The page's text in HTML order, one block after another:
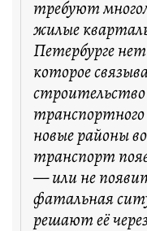
требуют
жилые
Петербурге
которое
новые районы
транспорт
— или не
фатальная
решают её